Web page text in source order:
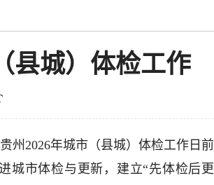
县城）体检工作
州2026年城市（县城）体检工作日前
城市体检与更新，建立“先体检后更